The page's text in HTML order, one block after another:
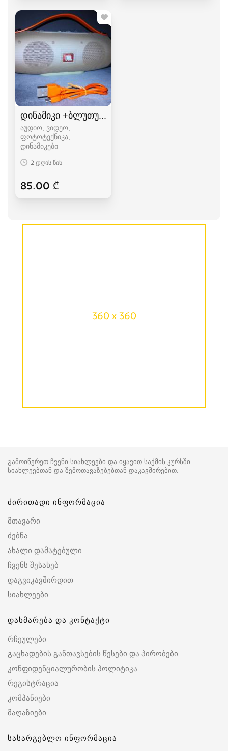
დინამიკი +ბლუთუზი+FM+USB.(K5+)
აუდიო, ვიდეო,
ფოტოტექნიკა,
დინამიკები
2 დღის წინ
85.00 ₾
360 x 360
გამოიწერეთ ჩვენი სიახლეები და იყავით საქმის კურსში
სიახლეებთან და შემოთავაზებებთან დაკავშირებით.
ძირითადი ინფორმაცია
მთავარი
ძებნა
ახალი დამატებული
ჩვენს შესახებ
დაგვიკავშირდით
სიახლეები
დახმარება და კონტაქტი
რჩეულები
გაცხადების განთავსების წესები და პირობები
კონფიდენციალურობის პოლიტიკა
რეგისტრაცია
კომპანიები
მაღაზიები
სასარგებლო ინფორმაცია